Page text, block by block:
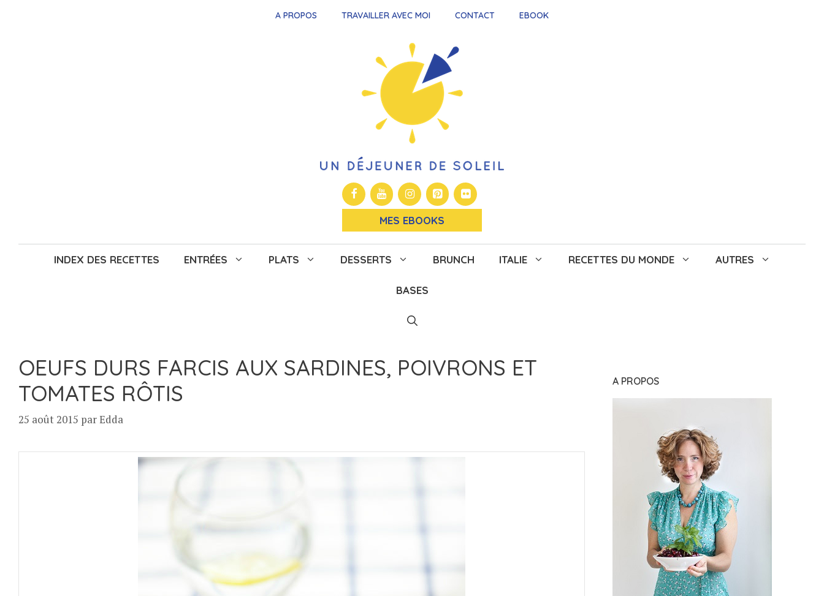
A PROPOS TRAVAILLER AVEC MOI CONTACT EBOOK
MES EBOOKS
INDEX DES RECETTES ENTRÉES PLATS DESSERTS BRUNCH ITALIE RECETTES DU MONDE AUTRES
BASES
OEUFS DURS FARCIS AUX SARDINES, POIVRONS ET
TOMATES RÔTIS
25 août 2015 parEdda
A PROPOS